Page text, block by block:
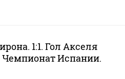
1:1. Гол Акселя
Чемпионат Испании.